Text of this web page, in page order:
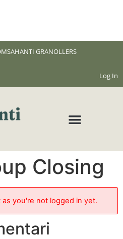
GRANOLLERS
Log In
Closing
you're not logged in yet.